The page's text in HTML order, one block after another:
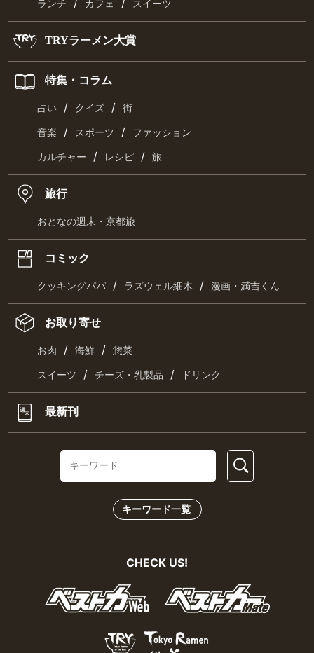
ランチ カフェ スイーツ
TRYラーメン大賞
特集・コラム
占い / クイズ / 街
音楽 / スポーツ / ファッション
カルチャー / レシピ / 旅
旅行
おとなの週末・京都旅
コミック
クッキングパパ / ラズウェル細木 / 漫画・満吉くん
お取り寄せ
お肉 / 海鮮 / 惣菜
スイーツ / チーズ・乳製品 / ドリンク
最新刊
キーワード一覧
CHECK US!